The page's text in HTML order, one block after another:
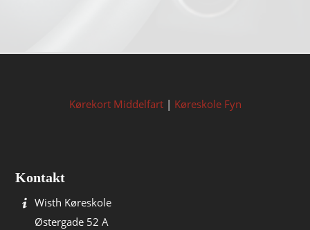
Kørekort Middelfart| Køreskole Fyn
Kontakt
Wisth Køreskole
Østergade 52 A